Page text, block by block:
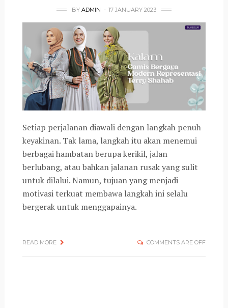
BY ADMIN 17 JANUARY 2023
Setiap perjalanan diawali dengan langkah penuh
keyakinan. Tak lama, langkah itu akan menemui
berbagai hambatan berupa kerikil, jalan
berlubang, atau bahkan jalanan rusak yang sulit
untuk dilalui. Namun, tujuan yang menjadi
motivasi terkuat membawa langkah ini selalu
bergerak untuk menggapainya.
READ MORE COMMENTS ARE OFF